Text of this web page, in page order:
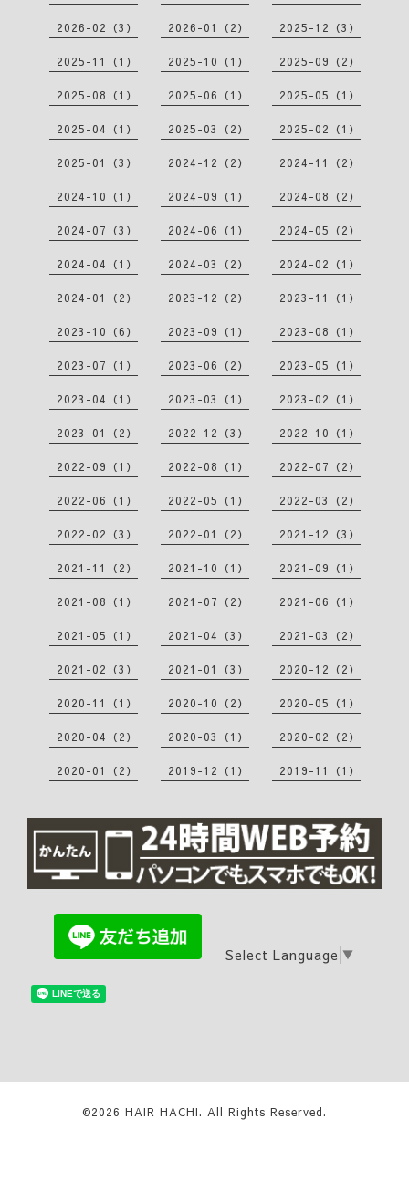
2026-02（3） 2026-01（2） 2025-12（3）
2025-11（1） 2025-10（1） 2025-09（2）
2025-08（1） 2025-06（1） 2025-05（1）
2025-04（1） 2025-03（2） 2025-02（1）
2025-01（3） 2024-12（2） 2024-11（2）
2024-10（1） 2024-09（1） 2024-08（2）
2024-07（3） 2024-06（1） 2024-05（2）
2024-04（1） 2024-03（2） 2024-02（1）
2024-01（2） 2023-12（2） 2023-11（1）
2023-10（6） 2023-09（1） 2023-08（1）
2023-07（1） 2023-06（2） 2023-05（1）
2023-04（1） 2023-03（1） 2023-02（1）
2023-01（2） 2022-12（3） 2022-10（1）
2022-09（1） 2022-08（1） 2022-07（2）
2022-06（1） 2022-05（1） 2022-03（2）
2022-02（3） 2022-01（2） 2021-12（3）
2021-11（2） 2021-10（1） 2021-09（1）
2021-08（1） 2021-07（2） 2021-06（1）
2021-05（1） 2021-04（3） 2021-03（2）
2021-02（3） 2021-01（3） 2020-12（2）
2020-11（1） 2020-10（2） 2020-05（1）
2020-04（2） 2020-03（1） 2020-02（2）
2020-01（2） 2019-12（1） 2019-11（1）
Select Language ▼
©2026 HAIR HACHI. All Rights Reserved.